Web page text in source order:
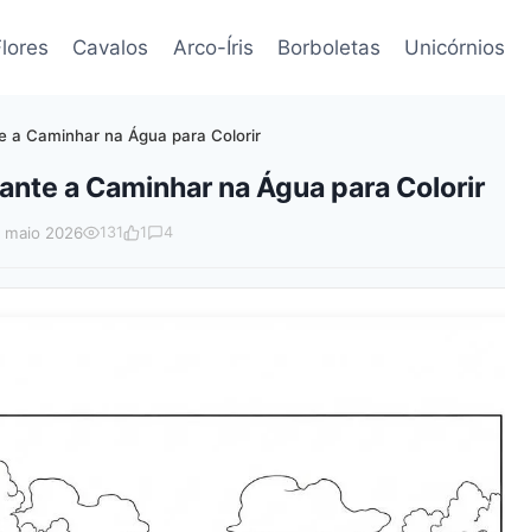
Cavalos Arco-Íris Borboletas Unicórnios
a Caminhar na Água para Colorir
a Caminhar na Água para Colorir
maio 2026 131 1 4